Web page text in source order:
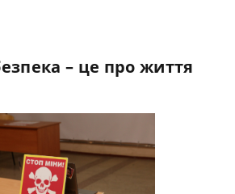
– це про життя